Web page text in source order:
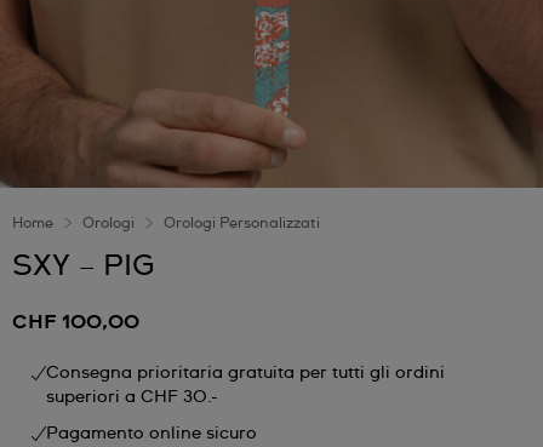
Home Orologi Orologi Personalizzati
SXY – PIG
CHF 100,00
Consegna prioritaria gratuita per tutti gli ordini
superiori a CHF 30.-
Pagamento online sicuro